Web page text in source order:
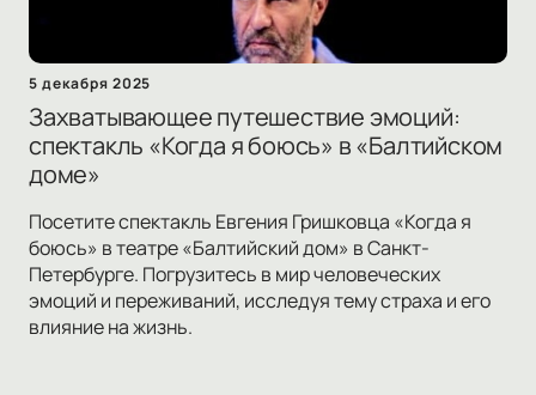
5 декабря 2025
Захватывающее путешествие эмоций:
спектакль «Когда я боюсь» в «Балтийском
доме»
Посетите спектакль Евгения Гришковца «Когда я
боюсь» в театре «Балтийский дом» в Санкт-
Петербурге. Погрузитесь в мир человеческих
эмоций и переживаний, исследуя тему страха и его
влияние на жизнь.